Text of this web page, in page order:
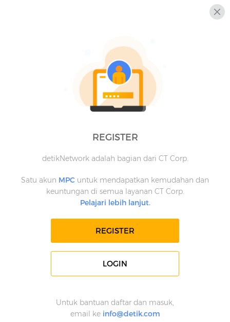
REGISTER
detikNetwork adalah bagian dari CT Corp.
Satu akun MPC untuk mendapatkan kemudahan dan
keuntungan di semua layanan CT Corp.
Pelajari lebih lanjut.
REGISTER
LOGIN
Untuk bantuan daftar dan masuk,
email ke info@detik.com